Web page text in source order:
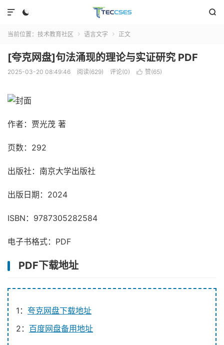
 

当前位置： 技术教育社区  语言文字  正文
[夸克网盘]句法涌现的理论与实证研究 PDF
2025-03-20 08:49:46 阅读(629) 评论(0)  赞(65)
作者：贾光茂 著
页数：292
出版社：南京大学出版社
出版日期：2024
ISBN：9787305282584
电子书格式：PDF
PDF下载地址
1： 夸克网盘下载地址
2： 百度网盘备用地址